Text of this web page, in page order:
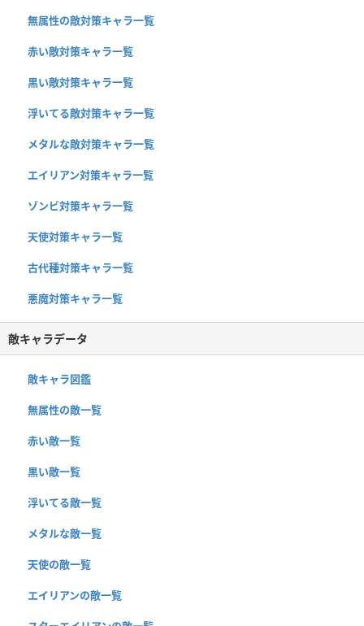
無属性の敵対策キャラ一覧
赤い敵対策キャラ一覧
黒い敵対策キャラ一覧
浮いてる敵対策キャラ一覧
メタルな敵対策キャラ一覧
エイリアン対策キャラ一覧
ゾンビ対策キャラ一覧
天使対策キャラ一覧
古代種対策キャラ一覧
悪魔対策キャラ一覧
敵キャラデータ
敵キャラ図鑑
無属性の敵一覧
赤い敵一覧
黒い敵一覧
浮いてる敵一覧
メタルな敵一覧
天使の敵一覧
エイリアンの敵一覧